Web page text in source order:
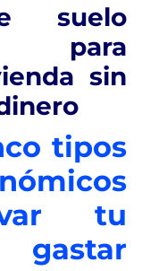
suelo
para
sin
tipos
tu